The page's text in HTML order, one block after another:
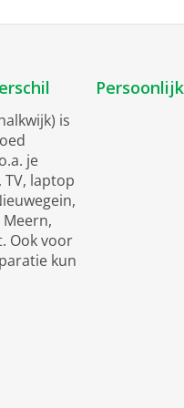
eiland
stelt
door
is
je
laptop
Meern,
Ook voor
kun